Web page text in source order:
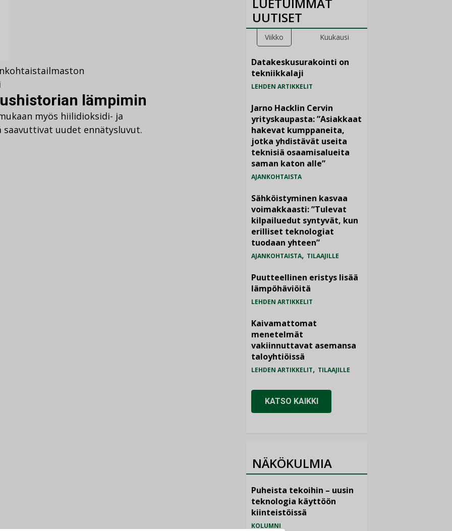
ilmaston
lämpimin
myös hiilidioksidi- ja
uudet ennätysluvut.
UUTISET
Viikko Kuukausi
Datakeskusurakointi on
tekniikkalaji
LEHDEN ARTIKKELIT
Jarno Hacklin Cervin
yrityskaupasta: ”Asiakkaat
hakevat kumppaneita,
jotka yhdistävät useita
teknisiä osaamisalueita
saman katon alle”
AJANKOHTAISTA
Sähköistyminen kasvaa
voimakkaasti: ”Tulevat
kilpailuedut syntyvät, kun
erilliset teknologiat
tuodaan yhteen”
AJANKOHTAISTA, TILAAJILLE
Puutteellinen eristys lisää
lämpöhäviöitä
LEHDEN ARTIKKELIT
Kaivamattomat
menetelmät
vakiinnuttavat asemansa
taloyhtiöissä
LEHDEN ARTIKKELIT, TILAAJILLE
KATSO KAIKKI
NÄKÖKULMIA
Puheista tekoihin – uusin
teknologia käyttöön
kiinteistöissä
KOLUMNI